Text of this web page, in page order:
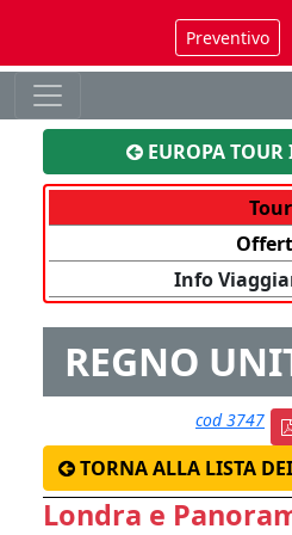
Preventivo
EUROPA
Tour
Info
REGNO
cod 3747
TORNA ALLA LISTA
Londra e